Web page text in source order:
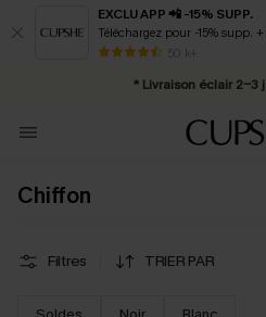
EXCLU APP 📲 -15% SUPP.
Téléchargez pour -15% supp.
50 k+
* Livraison éclair 2-3
Abonnement E-mail : -
Chiffon
Filtres TRIER PAR